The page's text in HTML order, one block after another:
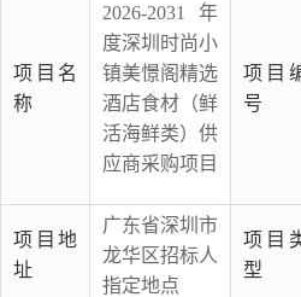
项目名
称
2026-2031年
度深圳时尚小
镇美憬阁精选
酒店食材（鲜
活海鲜类）供
应商采购项目
项目
号
项目地
址
广东省深圳市
龙华区招标人
指定地点
项目
型